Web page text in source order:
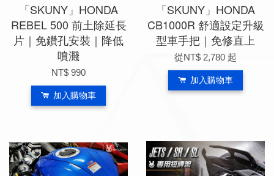
「SKUNY」HONDA
REBEL 500 前土除延長
片｜免鑽孔安裝｜降低
噴濺
NT$ 990
加入購物車
「SKUNY」HONDA
CB1000R 舒適設定升級
型車手把｜免修直上
從NT$ 2,780 起
加入購物車